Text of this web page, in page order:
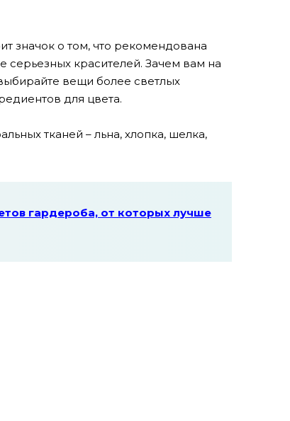
значок о том, что рекомендована
серьезных красителей. Зачем вам на
вещи более светлых
для цвета.
тканей – льна, хлопка, шелка,
гардероба, от которых лучше